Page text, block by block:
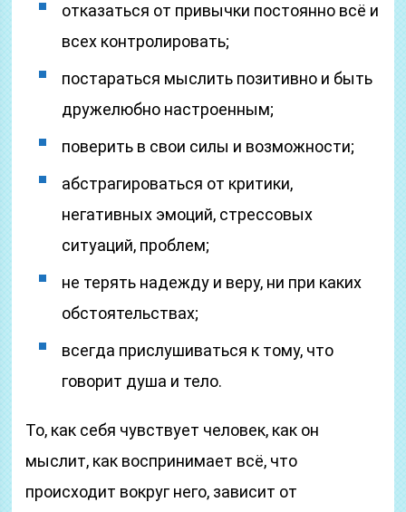
отказаться от привычки постоянно всё и
всех контролировать;
постараться мыслить позитивно и быть
дружелюбно настроенным;
поверить в свои силы и возможности;
абстрагироваться от критики,
негативных эмоций, стрессовых
ситуаций, проблем;
не терять надежду и веру, ни при каких
обстоятельствах;
всегда прислушиваться к тому, что
говорит душа и тело.
То, как себя чувствует человек, как он
мыслит, как воспринимает всё, что
происходит вокруг него, зависит от